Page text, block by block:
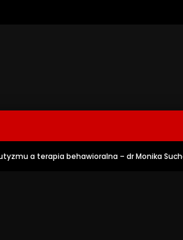
a terapia behawioralna – dr Monika